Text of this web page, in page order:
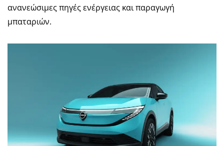
ανανεώσιμες πηγές ενέργειας και παραγωγή
μπαταριών.